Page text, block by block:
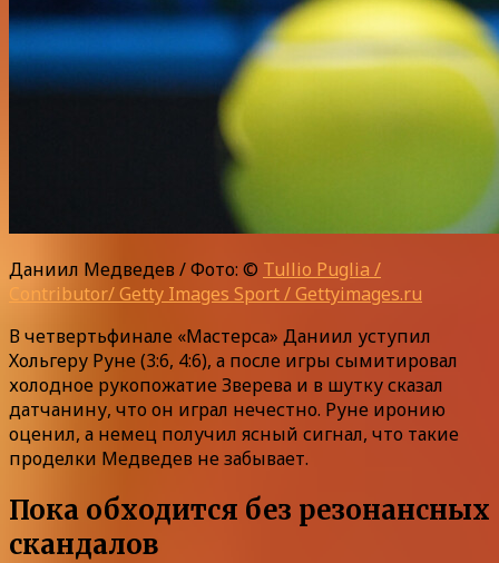
Даниил Медведев / Фото: © Tullio Puglia /
Contributor/ Getty Images Sport / Gettyimages.ru
В четвертьфинале «Мастерса» Даниил уступил
Хольгеру Руне (3:6, 4:6), а после игры сымитировал
холодное рукопожатие Зверева и в шутку сказал
датчанину, что он играл нечестно. Руне иронию
оценил, а немец получил ясный сигнал, что такие
проделки Медведев не забывает.
Пока обходится без резонансных
скандалов